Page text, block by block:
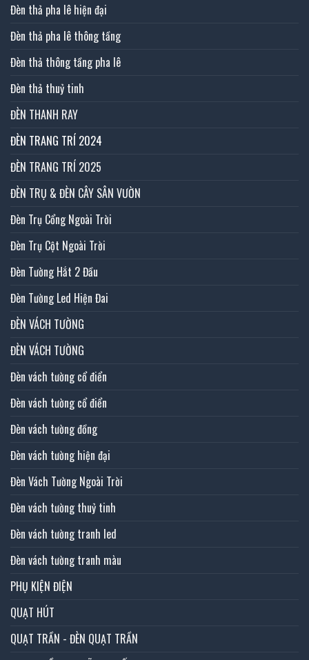
Đèn thả pha lê hiện đại
Đèn thả pha lê thông tầng
Đèn thả thông tầng pha lê
Đèn thả thuỷ tinh
ĐÈN THANH RAY
ĐÈN TRANG TRÍ 2024
ĐÈN TRANG TRÍ 2025
ĐÈN TRỤ & ĐÈN CÂY SÂN VƯỜN
Đèn Trụ Cổng Ngoài Trời
Đèn Trụ Cột Ngoài Trời
Đèn Tường Hắt 2 Đầu
Đèn Tường Led Hiện Đai
ĐÈN VÁCH TƯỜNG
ĐÈN VÁCH TƯỜNG
Đèn vách tường cổ điển
Đèn vách tường cổ điển
Đèn vách tường đồng
Đèn vách tường hiện đại
Đèn Vách Tường Ngoài Trời
Đèn vách tường thuỷ tinh
Đèn vách tường tranh led
Đèn vách tường tranh màu
PHỤ KIỆN ĐIỆN
QUẠT HÚT
QUẠT TRẦN - ĐÈN QUẠT TRẦN